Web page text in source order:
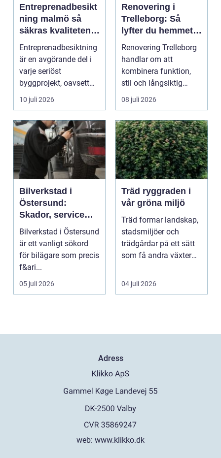
Entreprenadbesikt
ning malmö så
säkras kvaliteten i
byggprojekt
Entreprenadbesiktning
är en avgörande del i
varje seriöst
byggprojekt, oavsett
om det handlar om en
10 juli 2026
Renovering i
Trelleborg: Så
lyfter du hemmet
på ett smart sätt
Renovering Trelleborg
handlar om att
kombinera funktion,
stil och långsiktig
ekonomi i samma p...
08 juli 2026
Bilverkstad i
Östersund:
Skador, service
och smarta val för
din bil
Bilverkstad i Östersund
är ett vanligt sökord
för bilägare som precis
f&ari...
05 juli 2026
Träd ryggraden i
vår gröna miljö
Träd formar landskap,
stadsmiljöer och
trädgårdar på ett sätt
som få andra växter
04 juli 2026
Adress
web: www.klikko.dk